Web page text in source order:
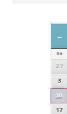
←
ПН
27
3
10
17